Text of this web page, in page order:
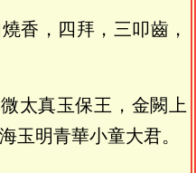
香，四拜，三叩齒，
太真玉保王，金闕上
玉明青華小童大君。